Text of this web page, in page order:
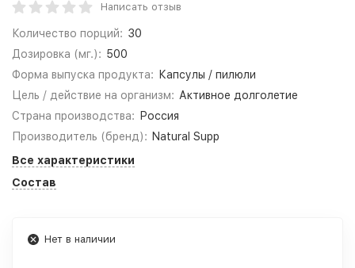
Написать отзыв
Количество порций: 30
Дозировка (мг.): 500
Форма выпуска продукта:
Капсулы / пилюли
Цель / действие на организм: Активное долголетие
Страна производства:
Россия
Производитель (бренд): Natural Supp
Все характеристики
Состав
Нет в наличии